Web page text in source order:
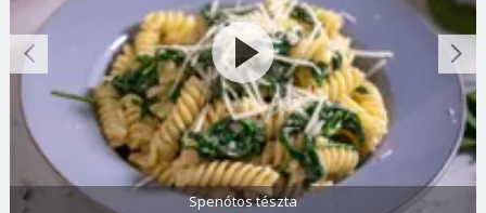
Spenótos tészta